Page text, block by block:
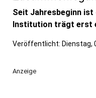
Seit Jahresbeginn ist
Institution trägt erst
Veröffentlicht: Dienstag,
Anzeige